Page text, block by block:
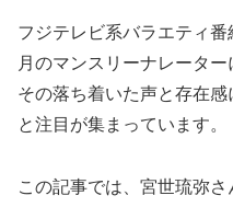
フジテレビ系バラエティ
月のマンスリーナレーター
その落ち着いた声と存在感
と注目が集まっています。
この記事では、宮世琉弥